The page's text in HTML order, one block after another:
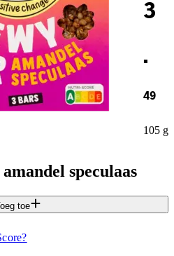
3
.
49
105 g
speculaas
toe